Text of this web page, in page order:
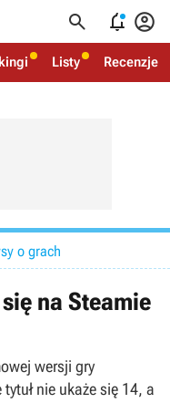
  
Listy Recenzje
o grach
na Steamie
wersji gry
nie ukaże się 14, a